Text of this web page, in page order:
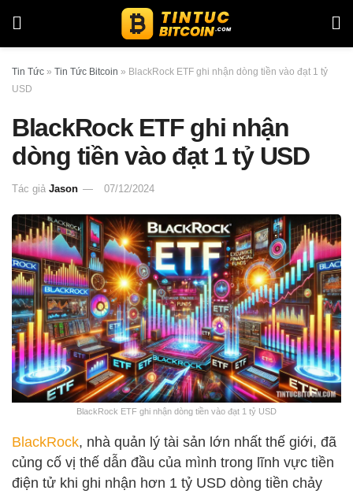
Tin Tức » Tin Tức Bitcoin » BlackRock ETF ghi nhận dòng tiền vào đạt 1 tỷ
USD
BlackRock ETF ghi nhận
dòng tiền vào đạt 1 tỷ USD
Tác giả Jason 07/12/2024
BlackRock ETF ghi nhận dòng tiền vào đạt 1 tỷ USD
BlackRock, nhà quản lý tài sản lớn nhất thế giới, đã
củng cố vị thế dẫn đầu của mình trong lĩnh vực tiền
điện tử khi ghi nhận hơn 1 tỷ USD dòng tiền chảy